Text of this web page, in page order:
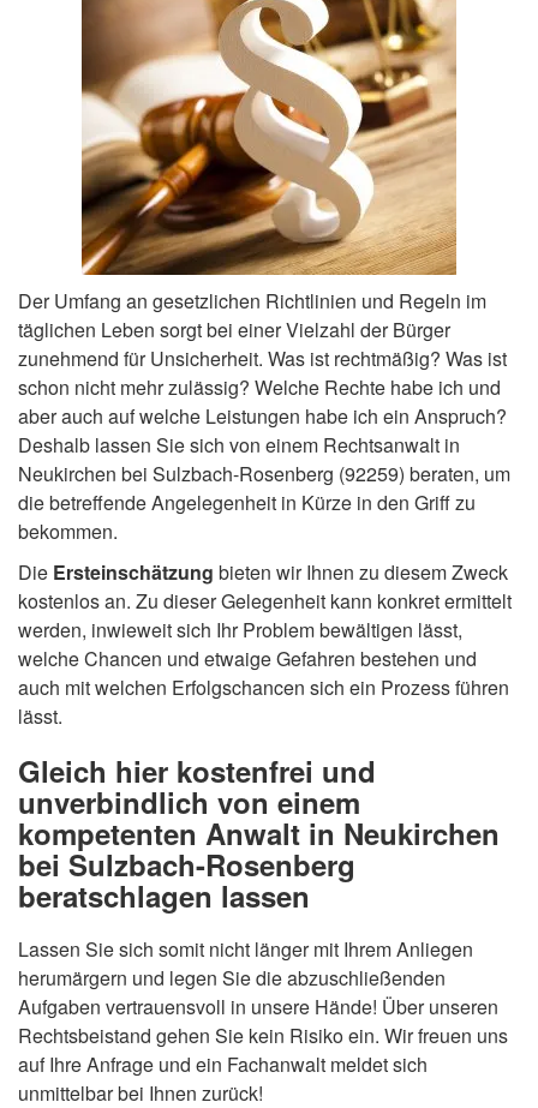
Der Umfang an gesetzlichen Richtlinien und Regeln im
täglichen Leben sorgt bei einer Vielzahl der Bürger
zunehmend für Unsicherheit. Was ist rechtmäßig? Was ist
schon nicht mehr zulässig? Welche Rechte habe ich und
aber auch auf welche Leistungen habe ich ein Anspruch?
Deshalb lassen Sie sich von einem Rechtsanwalt in
Neukirchen bei Sulzbach-Rosenberg (92259) beraten, um
die betreffende Angelegenheit in Kürze in den Griff zu
bekommen.
Die Ersteinschätzung bieten wir Ihnen zu diesem Zweck
kostenlos an. Zu dieser Gelegenheit kann konkret ermittelt
werden, inwieweit sich Ihr Problem bewältigen lässt,
welche Chancen und etwaige Gefahren bestehen und
auch mit welchen Erfolgschancen sich ein Prozess führen
lässt.
Gleich hier kostenfrei und
unverbindlich von einem
kompetenten Anwalt in Neukirchen
bei Sulzbach-Rosenberg
beratschlagen lassen
Lassen Sie sich somit nicht länger mit Ihrem Anliegen
herumärgern und legen Sie die abzuschließenden
Aufgaben vertrauensvoll in unsere Hände! Über unseren
Rechtsbeistand gehen Sie kein Risiko ein. Wir freuen uns
auf Ihre Anfrage und ein Fachanwalt meldet sich
unmittelbar bei Ihnen zurück!